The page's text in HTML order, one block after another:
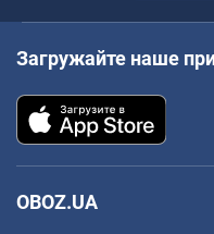
Загружайте наше
OBOZ.UA